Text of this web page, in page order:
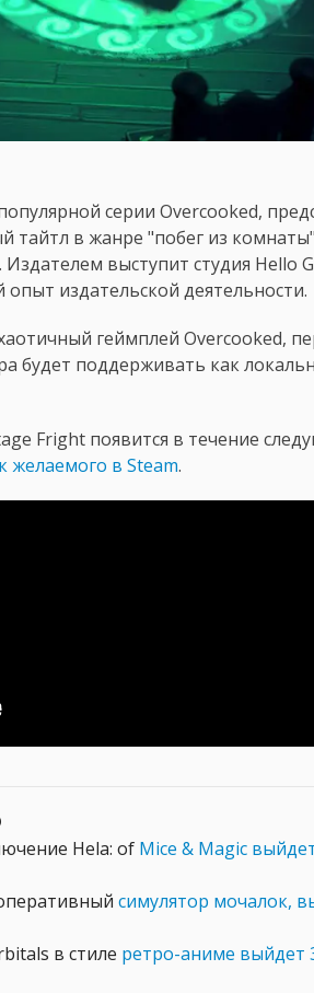
серии Overcooked,
тайтл в жанре "побег из
выступит студия Hello
издательской деятельности.
геймплей Overcooked,
будет поддерживать как
Fright появится в течение
желаемого в Steam.
Hela: of Mice & Magic
симулятор мочалок,
в стиле ретро-аниме выйдет